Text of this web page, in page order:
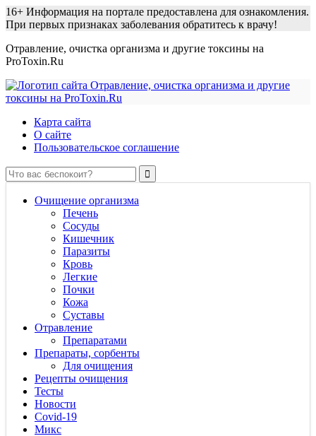
16+ Информация на портале предоставлена для ознакомления.
При первых признаках заболевания обратитесь к врачу!
Отравление, очистка организма и другие токсины на
ProToxin.Ru
Карта сайта
О сайте
Пользовательское соглашение
Очищение организма
Печень
Сосуды
Кишечник
Паразиты
Кровь
Легкие
Почки
Кожа
Суставы
Отравление
Препаратами
Препараты, сорбенты
Для очищения
Рецепты очищения
Тесты
Новости
Covid-19
Микс